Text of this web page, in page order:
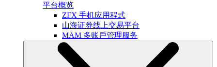
平台概览
ZFX 手机应用程式
山海证券线上交易平台
MAM 多账戶管理服务